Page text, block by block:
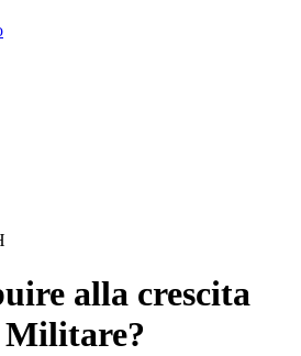
alla crescita
Militare?